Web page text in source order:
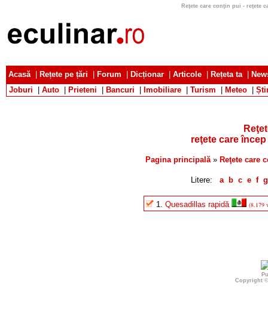
Reţete care conţin pui - reţete
Acasă| Rețete pe țări Forum Dicționar Articole Rețeta ta|
Joburi
Auto Prieteni Bancuri Imobiliare Turism Meteo
reţete care
Pagina principală» Reţete care
Litere: a b c e f g
1. Quesadillas rapidă (8.179
Copyright